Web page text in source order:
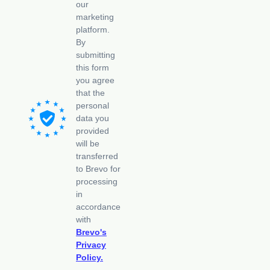
our
marketing
platform.
By
submitting
this form
you agree
that the
personal
data you
provided
will be
transferred
to Brevo for
processing
in
accordance
with
Brevo's
Privacy
Policy.